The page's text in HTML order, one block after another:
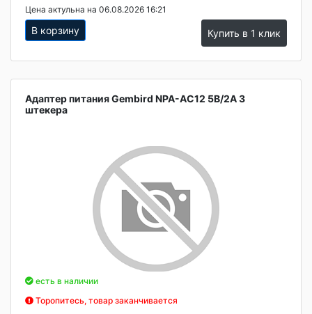
Цена актульна на 06.08.2026 16:21
В корзину Купить в 1 клик
Адаптер питания Gembird NPA-AC12 5В/2А 3
штекера
есть в наличии
Торопитесь, товар заканчивается